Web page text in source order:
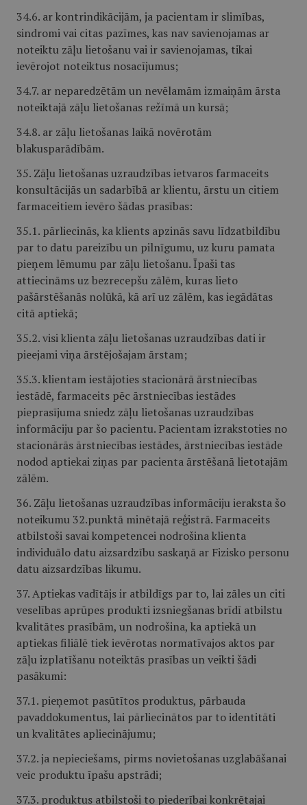
34.6. ar kontrindikācijām, ja pacientam ir slimības,
sindromi vai citas pazīmes, kas nav savienojamas ar
noteiktu zāļu lietošanu vai ir savienojamas, tikai
ievērojot noteiktus nosacījumus;
34.7. ar neparedzētām un nevēlamām izmaiņām ārsta
noteiktajā zāļu lietošanas režīmā un kursā;
34.8. ar zāļu lietošanas laikā novērotām
blakusparādībām.
35. Zāļu lietošanas uzraudzības ietvaros farmaceits
konsultācijās un sadarbībā ar klientu, ārstu un citiem
farmaceitiem ievēro šādas prasības:
35.1. pārliecinās, ka klients apzinās savu līdzatbildību
par to datu pareizību un pilnīgumu, uz kuru pamata
pieņem lēmumu par zāļu lietošanu. Īpaši tas
attiecināms uz bezrecepšu zālēm, kuras lieto
pašārstēšanās nolūkā, kā arī uz zālēm, kas iegādātas
citā aptiekā;
35.2. visi klienta zāļu lietošanas uzraudzības dati ir
pieejami viņa ārstējošajam ārstam;
35.3. klientam iestājoties stacionārā ārstniecības
iestādē, farmaceits pēc ārstniecības iestādes
pieprasījuma sniedz zāļu lietošanas uzraudzības
informāciju par šo pacientu. Pacientam izrakstoties no
stacionārās ārstniecības iestādes, ārstniecības iestāde
nodod aptiekai ziņas par pacienta ārstēšanā lietotajām
zālēm.
36. Zāļu lietošanas uzraudzības informāciju ieraksta šo
noteikumu 32.punktā minētajā reģistrā. Farmaceits
atbilstoši savai kompetencei nodrošina klienta
individuālo datu aizsardzību saskaņā ar Fizisko personu
datu aizsardzības likumu.
37. Aptiekas vadītājs ir atbildīgs par to, lai zāles un citi
veselības aprūpes produkti izsniegšanas brīdī atbilstu
kvalitātes prasībām, un nodrošina, ka aptiekā un
aptiekas filiālē tiek ievērotas normatīvajos aktos par
zāļu izplatīšanu noteiktās prasības un veikti šādi
pasākumi:
37.1. pieņemot pasūtītos produktus, pārbauda
pavaddokumentus, lai pārliecinātos par to identitāti
un kvalitātes apliecinājumu;
37.2. ja nepieciešams, pirms novietošanas uzglabāšanai
veic produktu īpašu apstrādi;
37.3. produktus atbilstoši to piederībai konkrētajai